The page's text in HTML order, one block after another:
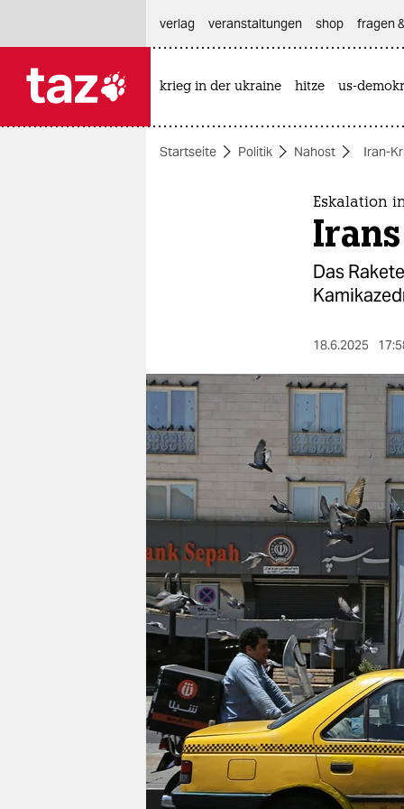
themen
berlin
nord
wahrheit
verlag
verlag
veranstaltungen
shop
fragen & hilfe
unterstützen
abo
genossenschaft
verlag
veranstaltungen shop fragen
krieg in der ukraine hitze us-
Startseite Politik Nahost Iran-
Eskalation
Das
18.6.2025